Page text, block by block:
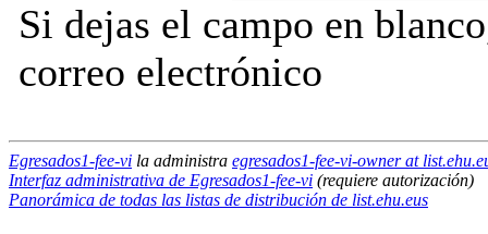
Si dejas el campo en
correo electrónico
Egresados1-fee-vi la administra egresados1-fee-vi-owner at
Interfaz administrativa de Egresados1-fee-vi (requiere autorización)
Panorámica de todas las listas de distribución de list.ehu.eus